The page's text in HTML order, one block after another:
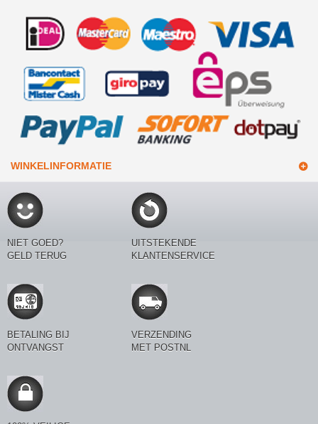
WINKELINFORMATIE
NIET GOED?
GELD TERUG
UITSTEKENDE
KLANTENSERVICE
BETALING BIJ
ONTVANGST
VERZENDING
MET POSTNL